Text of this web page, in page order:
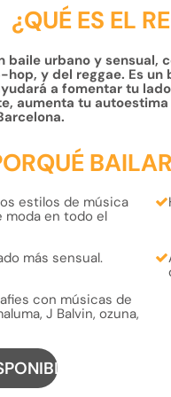
¿QUÉ ES EL
baile urbano y sensual,
y del reggae. Es
a fomentar tu
aumenta tu
estilos de música
modaen todo el
más sensual.
con músicas de
J Balvin, ozuna,